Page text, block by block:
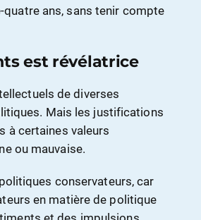
quatre ans, sans tenir compte
est révélatrice
de diverses
Mais les justifications
à certaines valeurs
ou mauvaise.
conservateurs, car
en matière de politique